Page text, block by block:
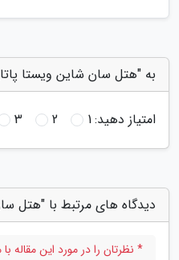
به "هتل سان شاین ویستا
امتیاز دهید:1
2
3
دیدگاه های مرتبط با "هتل
* نظرتان را در مورد این مقاله با